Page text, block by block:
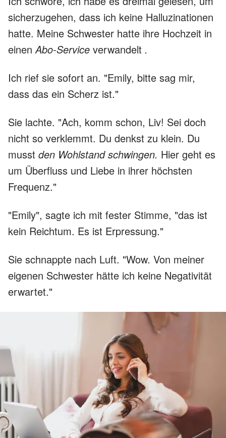
sicherzugehen, dass ich keine Halluzinationen
hatte. Meine Schwester hatte ihre Hochzeit in
einenAbo-Service verwandelt .
Ich rief sie sofort an. "Emily, bitte sag mir,
dass das ein Scherz ist."
Sie lachte. "Ach, komm schon, Liv! Sei doch
nicht so verklemmt. Du denkst zu klein. Du
musst den Wohlstand schwingen. Hier geht es
um Überfluss und Liebe in ihrer höchsten
Frequenz."
"Emily", sagte ich mit fester Stimme, "das ist
kein Reichtum. Es ist Erpressung."
Sie schnappte nach Luft. "Wow. Von meiner
eigenen Schwester hätte ich keine Negativität
erwartet."